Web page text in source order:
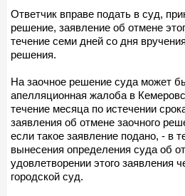
Ответчик вправе подать в суд,
решение, заявление об отмене
течение семи дней со дня
решения.
На заочное решение суда может
апелляционная жалоба в
течение месяца по истечении
заявления об отмене заочного
если такое заявление подано, - в
вынесения определения суда об
удовлетворении этого заявления
городской суд.